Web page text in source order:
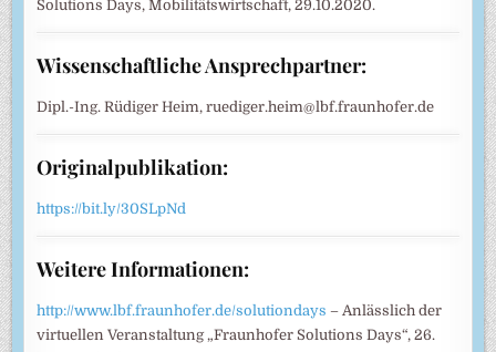
Solutions Days, Mobilitätswirtschaft, 29.10.2020.
Wissenschaftliche Ansprechpartner:
Dipl.-Ing. Rüdiger Heim, ruediger.heim@lbf.fraunhofer.de
Originalpublikation:
https://bit.ly/30SLpNd
Weitere Informationen:
http://www.lbf.fraunhofer.de/solutiondays – Anlässlich der
virtuellen Veranstaltung „Fraunhofer Solutions Days“, 26.